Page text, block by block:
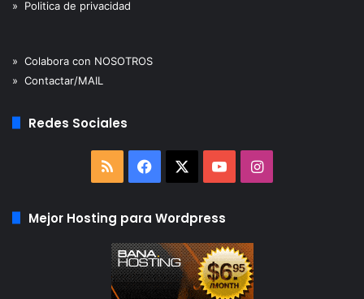
» Politica de privacidad
» Colabora con NOSOTROS
» Contactar/MAIL
Redes Sociales
RSS Facebook YouTubeInstagram
Mejor Hosting para Wordpress